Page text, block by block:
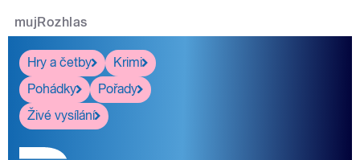
mujRozhlas
Hry a četby
Krimi
Pohádky
Pořady
Živé vysílání